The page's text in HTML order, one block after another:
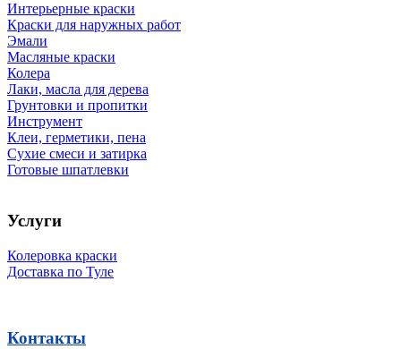
Интерьерные краски
Краски для наружных работ
Эмали
Масляные краски
Колера
Лаки, масла для дерева
Грунтовки и пропитки
Инструмент
Клеи, герметики, пена
Сухие смеси и затирка
Готовые шпатлевки
Услуги
Колеровка краски
Доставка по Туле
Контакты